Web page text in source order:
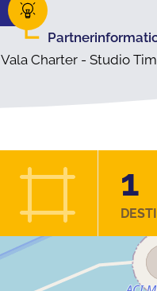
Vala Charter - Studio
1